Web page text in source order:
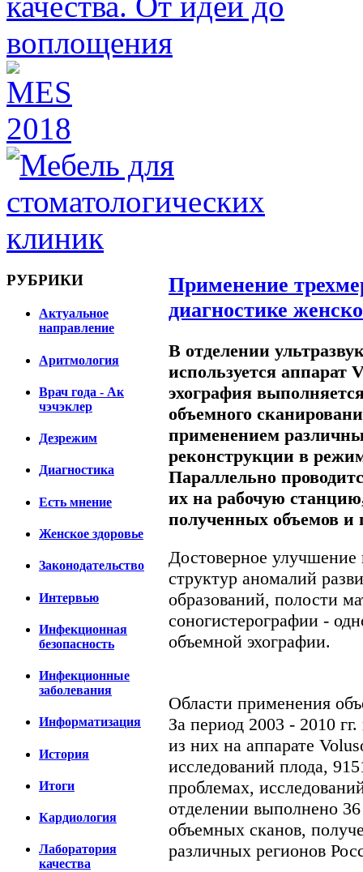
РУБРИКИ
Актуальное
направление
Аритмология
Врач года - Ак
чэчэклер
Дезрежим
Диагностика
Есть мнение
Женское здоровье
Законодательство
Интервью
Инфекционная
безопасность
Инфекционные
заболевания
Информатизация
История
Итоги
Кардиология
Лаборатория
качества
Применение
диагностике
В отделении
используется аппарат
эхография
объемного
применением
реконструкции в
Параллельно
их на рабочую
полученных объемов
Достоверное улучшение
структур аномалий
образований, полости
соногистерографии -
объемной эхографии.
Области применения
За период 2003 - 2010
из них на аппарате
исследований плода,
проблемах,
отделении выполнено
объемных сканов,
различных регионов